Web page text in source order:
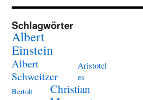
–
Schlagwörter
Albert
Einstein
Albert
Schweitzer
Aristotel
es
Bertolt
Christian